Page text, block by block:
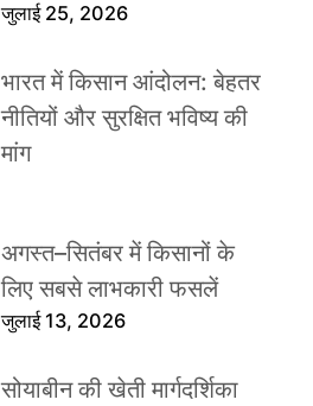
जुलाई 25, 2026
भारत में किसान आंदोलन: बेहतर
नीतियों और सुरक्षित भविष्य की
मांग
अगस्त–सितंबर में किसानों के
लिए सबसे लाभकारी फसलें
जुलाई 13, 2026
सोयाबीन की खेती मार्गदर्शिका